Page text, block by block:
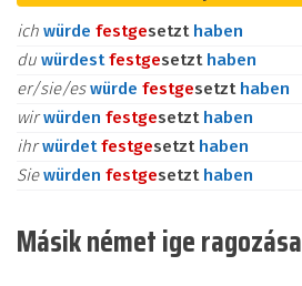
ich würde festgesetzt haben
du würdestfestgesetzt haben
er/sie/eswürde festgesetzt haben
wirwürden festgesetzt haben
ihrwürdetfestgesetzt haben
Siewürden festgesetzt haben
Másik német ige ragozása